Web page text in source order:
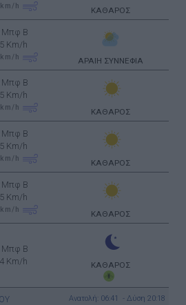
km/h ΚΑΘΑΡΟΣ
Μπφ B
Km/h
km/h ΑΡΑΙΗ ΣΥΝΝΕΦΙΑ
Μπφ B
Km/h
km/h ΚΑΘΑΡΟΣ
Μπφ B
Km/h
km/h ΚΑΘΑΡΟΣ
Μπφ B
Km/h
km/h ΚΑΘΑΡΟΣ
Μπφ B
Km/h
ΚΑΘΑΡΟΣ
Ανατολή: 06:41 - Δύση 20:18